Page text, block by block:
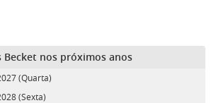
Becket nos próximos anos
(Quarta)
(Sexta)